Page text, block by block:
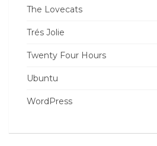
The Lovecats
Trés Jolie
Twenty Four Hours
Ubuntu
WordPress